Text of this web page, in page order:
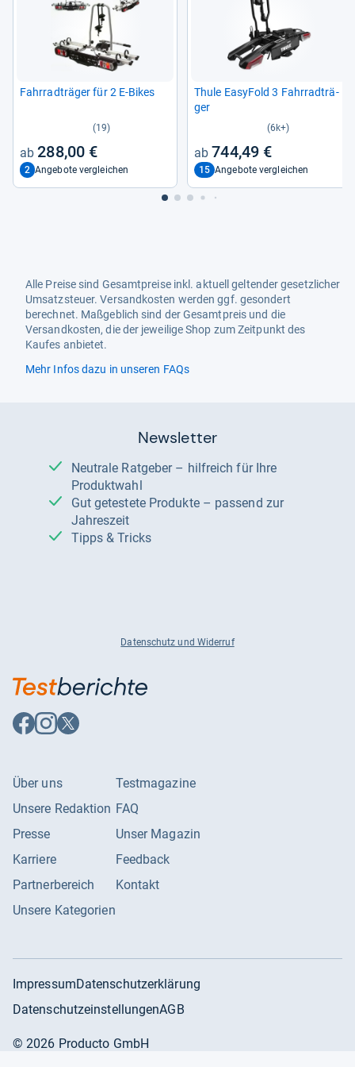
Fahr­rad­t­rä­ger für 2 E-​Bikes
(19)
288,00 €
2 Angebote vergleichen
Thule Easy­Fold 3 Fahr­rad­t­rä­
ger
(6k+)
744,49 €
15 Angebote vergleichen
Alle Preise sind Gesamtpreise inkl. aktuell geltender gesetzlicher
Umsatzsteuer. Versandkosten werden ggf. gesondert
berechnet. Maßgeblich sind der Gesamtpreis und die
Versandkosten, die der jeweilige Shop zum Zeitpunkt des
Kaufes anbietet.
Mehr Infos dazu in unseren FAQs
Newsletter
Neutrale Ratgeber – hilfreich für Ihre
Produktwahl
Gut getestete Produkte – passend zur
Jahreszeit
Tipps & Tricks
Datenschutz und Widerruf
Auf
Facebook
Auf
Instagram
Auf
X
Über uns
Unsere Redaktion
Presse
Karriere
Partnerbereich
Unsere Kategorien
Testmagazine
FAQ
Unser Magazin
Feedback
Kontakt
ImpressumDatenschutzerklärung
DatenschutzeinstellungenAGB
©2026 Producto GmbH